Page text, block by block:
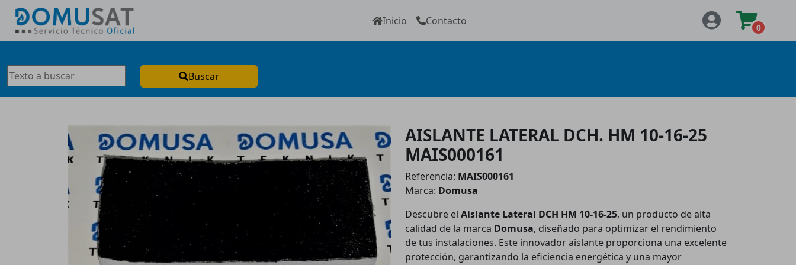
Inicio Contacto
0
Buscar
AISLANTE LATERAL DCH. HM 10-16-25
MAIS000161
Referencia: MAIS000161
Marca: Domusa
Descubre el Aislante Lateral DCH HM 10-16-25, un producto de alta
calidad de la marca Domusa, diseñado para optimizar el rendimiento
de tus instalaciones. Este innovador aislante proporciona una excelente
protección, garantizando la eficiencia energética y una mayor